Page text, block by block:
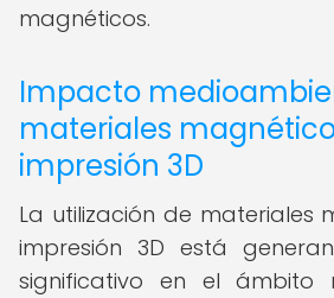
magnéticos.
Impacto
materiales
impresión 3D
La utilización de materiales
impresión 3D está
significativo en el ámbito